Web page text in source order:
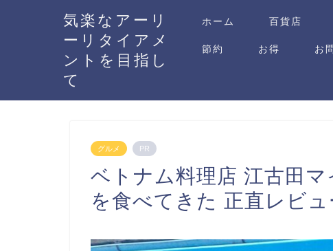
気楽なアーリ
ーリタイアメ
ントを目指し
て
ホーム 百貨店
節約 お得 お
グルメ PR
ベトナム料理店 江古田
を食べてきた 正直レビュ